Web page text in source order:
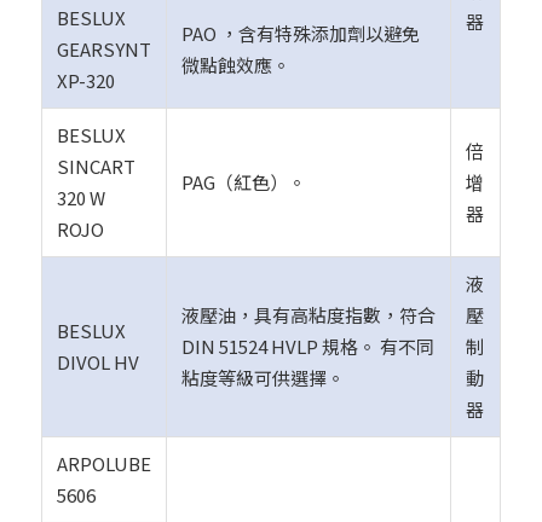
器
BESLUX
GEARSYNT
XP-320
PAO ，含有特殊添加劑以避免
微點蝕效應。
BESLUX
SINCART
320 W
ROJO
PAG（紅色）。
倍
增
器
BESLUX
DIVOL HV
液壓油，具有高粘度指數，符合
DIN 51524 HVLP 規格。 有不同
粘度等級可供選擇。
液
壓
制
動
器
ARPOLUBE
5606